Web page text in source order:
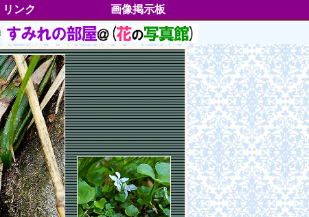
すみれの分類
分類一覧
学名一覧
別名一覧
絶滅危惧種
五十歩百歩
各地のすみれ
垂直分布
水平分布
イベント情報
書籍雑誌情報
よもやま情報
各部の名称
すみれグッズ
すみれの種子
すみれの切手
高尾山の魅力
トピックス
サイドストーリー
My動画集
出逢いたいすみれたち
徒然草25
徒然草(blog)
おねがいごと
ご協力者一覧
お客様マップ
プロファイル
更新履歴
リンク 画像掲示板